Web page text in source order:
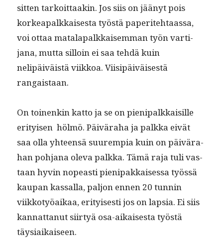
sit­ten tarkoit­taakin. Jos siis on jäänyt pois
korkea­palkkaises­ta työstä paperite­htaas­sa,
voi ottaa mata­la­palkkaisem­man työn var­ti­
jana, mut­ta sil­loin ei saa tehdä kuin
nelipäiväistä viikkoa. Viisipäiväis­es­tä
rangaistaan.
On toinenkin kat­to ja se on pieni­palkkaisille
eri­tyisen hölmö. Päivära­ha ja palk­ka eivät
saa olla yhteen­sä suurem­pia kuin on päivära­
han poh­jana ole­va palk­ka. Tämä raja tuli vas­
taan hyvin nopeasti pieni­pakkaises­sa työssä
kau­pan kas­sal­la, paljon ennen 20 tun­nin
viikko­työaikaa, eri­tyis­es­ti jos on lap­sia. Ei siis
kan­nat­tanut siir­tyä osa-aikaises­ta työstä
täysiaikaiseen.